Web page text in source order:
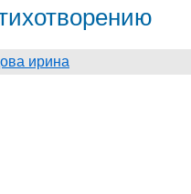
ирина